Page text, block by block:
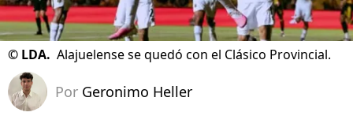
© LDA. Alajuelense se quedó con el Clásico Provincial.
Por Geronimo Heller